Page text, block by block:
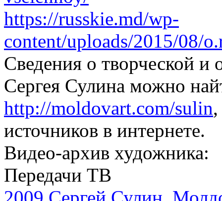
https://russkie.md/wp-
content/uploads/2015/08/
Сведения о творческой и
Сергея Сулина можно
http://moldovart.com/sulin
источников в интернете.
Видео-архив художника:
Передачи ТВ